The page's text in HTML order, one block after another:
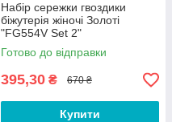
Набір сережки гвоздики
біжутерія жіночі Золоті
"FG554V Set 2"
Готово до відправки
395,30 ₴ 670 ₴
Купити